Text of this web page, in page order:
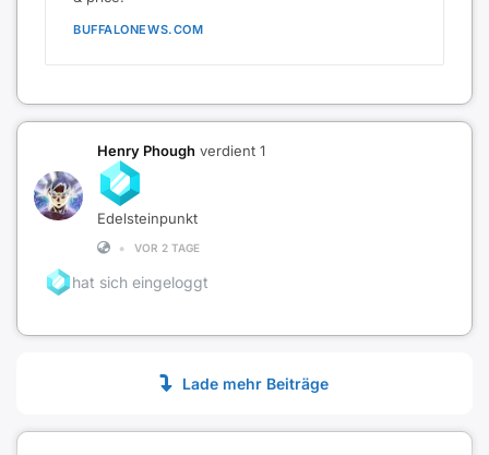
BUFFALONEWS.COM
Henry Phough verdient 1
Edelsteinpunkt
•
VOR 2 TAGE
hat sich eingeloggt
Lade mehr Beiträge